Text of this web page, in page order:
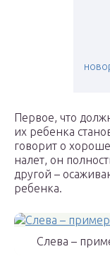
Первое, что
их ребенка
говорит о
налет, он
другой –
ребенка.
Слева –